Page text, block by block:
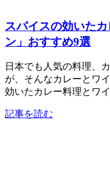
スパイスの効いた
ン」おすすめ9選
日本でも人気の料理、
が、そんなカレーとワ
効いたカレー料理とワ
記事を読む